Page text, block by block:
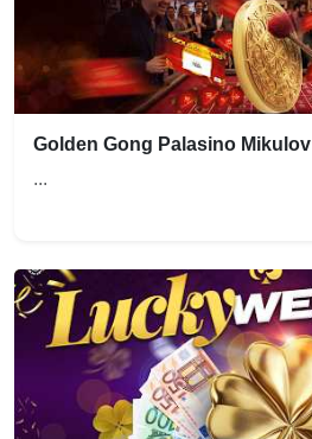
Golden Gong Palasino Mikulov
...